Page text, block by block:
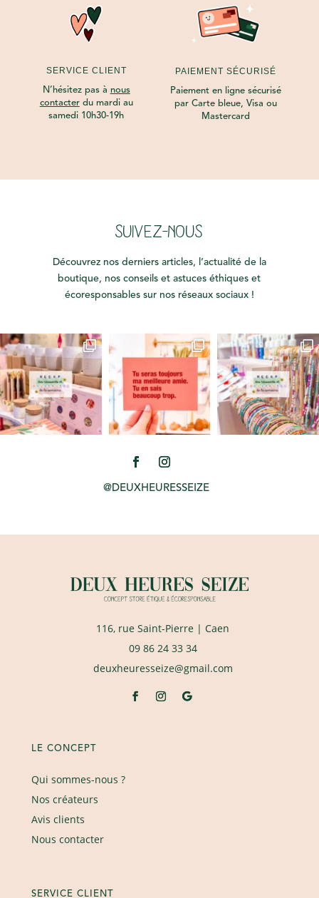
SERVICE CLIENT
N’hésitez pas à nous
contacterdu mardi au
samedi 10h30-19h
PAIEMENT SÉCURISÉ
Paiement en ligne sécurisé
par Carte bleue, Visa ou
Mastercard
SUIVEZ-NOUS
Découvrez nos derniers articles, l’actualité de la
boutique, nos conseils et astuces éthiques et
écoresponsables sur nos réseaux sociaux !
@DEUXHEURESSEIZE
116, rue Saint-Pierre | Caen
09 86 24 33 34
deuxheuresseize@gmail.com
LE CONCEPT
Qui sommes-nous ?
Nos créateurs
Avis clients
Nous contacter
SERVICE CLIENT